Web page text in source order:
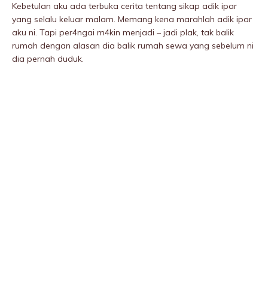
Kebetulan aku ada terbuka cerita tentang sikap adik ipar
yang selalu keluar malam. Memang kena marahlah adik ipar
aku ni. Tapi per4ngai m4kin menjadi – jadi plak, tak balik
rumah dengan alasan dia balik rumah sewa yang sebelum ni
dia pernah duduk.